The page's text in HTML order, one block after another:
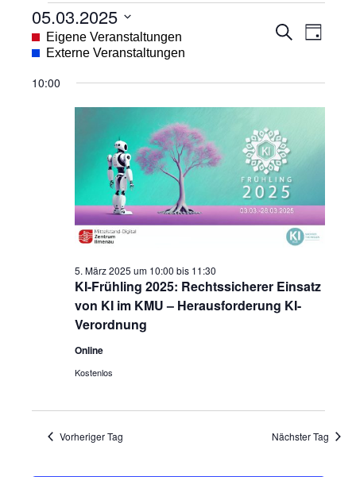
Veranstaltungen
für
5.
März
und
Suche
Tag
05.03.2025
Datum
wählen.
Eigene Veranstaltungen
Externe Veranstaltungen
10:00
KI-Frühling 2025: Rechtssicherer Einsatz
von KI im KMU – Herausforderung KI-
Verordnung
5. März 2025 um 10:00 bis 11:30
Online
Kostenlos
Vorheriger Tag Nächster Tag